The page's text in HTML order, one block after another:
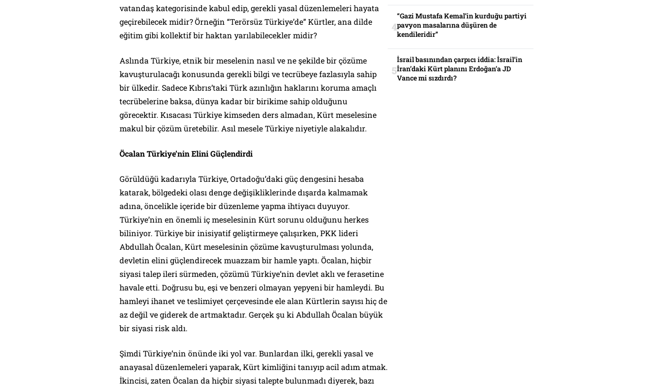
vatandaş kategorisinde kabul edip, gerekli yasal düzenlemeleri hayata
geçirebilecek midir? Örneğin “Terörsüz Türkiye’de” Kürtler, ana dilde
eğitim gibi kollektif bir haktan yarılabilecekler midir?
Aslında Türkiye, etnik bir meselenin nasıl ve ne şekilde bir çözüme
kavuşturulacağı konusunda gerekli bilgi ve tecrübeye fazlasıyla sahip
bir ülkedir. Sadece Kıbrıs’taki Türk azınlığın haklarını koruma amaçlı
tecrübelerine baksa, dünya kadar bir birikime sahip olduğunu
görecektir. Kısacası Türkiye kimseden ders almadan, Kürt meselesine
makul bir çözüm üretebilir. Asıl mesele Türkiye niyetiyle alakalıdır.
Öcalan Türkiye’nin Elini Güçlendirdi
Görüldüğü kadarıyla Türkiye, Ortadoğu’daki güç dengesini hesaba
katarak, bölgedeki olası denge değişikliklerinde dışarda kalmamak
adına, öncelikle içeride bir düzenleme yapma ihtiyacı duyuyor.
Türkiye’nin en önemli iç meselesinin Kürt sorunu olduğunu herkes
biliniyor. Türkiye bir inisiyatif geliştirmeye çalışırken, PKK lideri
Abdullah Öcalan, Kürt meselesinin çözüme kavuşturulması yolunda,
devletin elini güçlendirecek muazzam bir hamle yaptı. Öcalan, hiçbir
siyasi talep ileri sürmeden, çözümü Türkiye’nin devlet aklı ve ferasetine
havale etti. Doğrusu bu, eşi ve benzeri olmayan yepyeni bir hamleydi. Bu
hamleyi ihanet ve teslimiyet çerçevesinde ele alan Kürtlerin sayısı hiç de
az değil ve giderek de artmaktadır. Gerçek şu ki Abdullah Öcalan büyük
bir siyasi risk aldı.
Şimdi Türkiye’nin önünde iki yol var. Bunlardan ilki, gerekli yasal ve
anayasal düzenlemeleri yaparak, Kürt kimliğini tanıyıp acil adım atmak.
İkincisi, zaten Öcalan da hiçbir siyasi talepte bulunmadı diyerek, bazı
“Gazi Mustafa Kemal’in kurduğu partiyi
pavyon masalarına düşüren de
kendileridir”
İsrail basınından çarpıcı iddia: İsrail’in
İran’daki Kürt planını Erdoğan’a JD
Vance mi sızdırdı?